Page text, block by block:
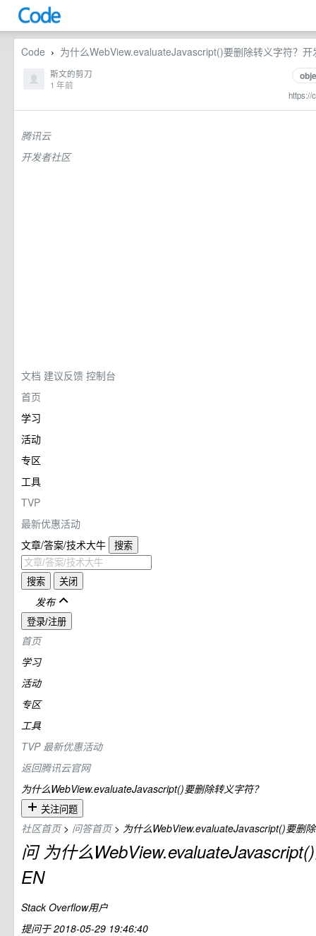
Code › 为什么WebView.evaluateJavascript()要删除转义字符？开
https://
斯文的剪刀
1 年前
腾讯云
开发者社区
文档 建议反馈 控制台
首页
学习
活动
专区
工具
TVP
最新优惠活动
文章/答案/技术大牛
搜索
搜索 关闭
发布
登录/注册
首页
学习
活动
专区
工具
TVP 最新优惠活动
返回腾讯云官网
为什么WebView.evaluateJavascript()要删除转义字符？
关注问题
社区首页> 问答首页> 为什么WebView.evaluateJavascript()要删
问为什么
EN
Stack Overflow用户
提问于2018-05-29 19:46:40